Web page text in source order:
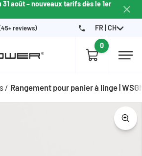
août – nouveaux tarifs dès le 1er
reviews) FR | CH
0
Rangement pour panier à linge |